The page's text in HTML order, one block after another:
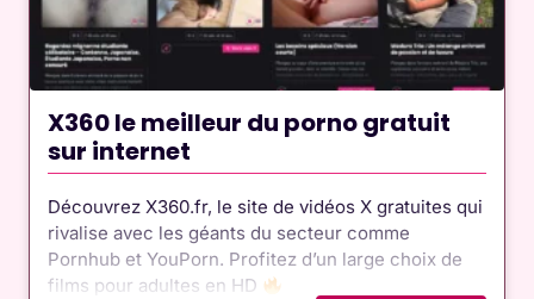
X360 le meilleur du porno gratuit
sur internet
Découvrez X360.fr, le site de vidéos X gratuites qui
rivalise avec les géants du secteur comme
Pornhub et YouPorn. Profitez d’un large choix de
films pour adultes en HD